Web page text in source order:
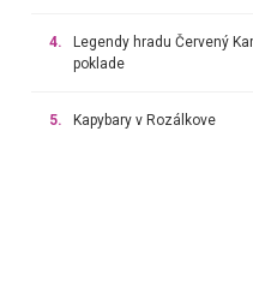
4.
Legendy hradu Červený
poklade
5. Kapybary v Rozálkove